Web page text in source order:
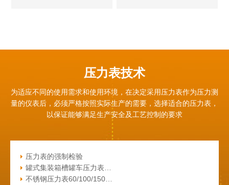
压力表技术
为适应不同的使用需求和使用环境，在决定采用压力表作为压力测
量的仪表后，必须严格按照实际生产的需要， 选择适合的压力表，
以保证能够满足生产安全及工艺控制的要求
压力表的强制检验
罐式集装箱槽罐车压力表…
不锈钢压力表60/100/150…